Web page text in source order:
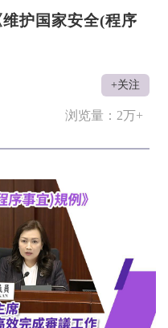
护国家安全(程序
+关注
浏览量： 2万+